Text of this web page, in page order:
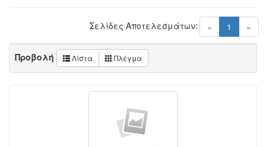
« 1 (current)
»
Σελίδες Αποτελεσμάτων:
Προβολή Λίστα Πλέγμα